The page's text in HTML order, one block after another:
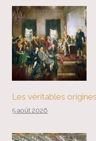
Les véritables
5 août 2026